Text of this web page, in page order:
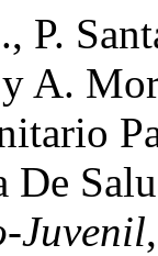
P.
A.
De
Juvenil